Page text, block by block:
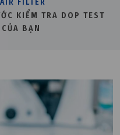
AIR FILTER
KIỂM TRA DOP TEST
BẠN